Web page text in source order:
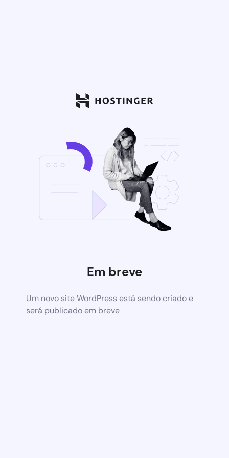
Em breve
Um novo site WordPress está sendo criado e
será publicado em breve